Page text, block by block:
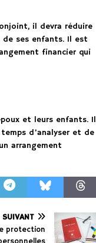
il devra réduire
de ses enfants. Il est
financier qui
et leurs enfants. Il
d’analyser et de
arrangement
SUIVANT
protection